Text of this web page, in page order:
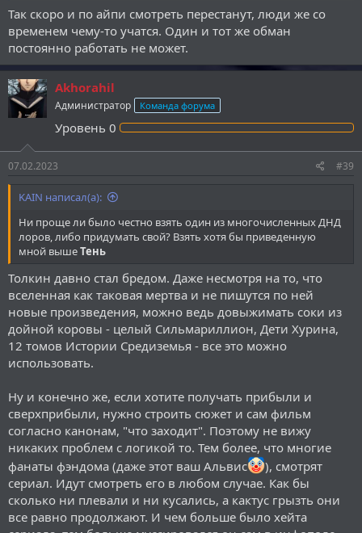
Так скоро и по айпи смотреть перестанут, люди же со
временем чему-то учатся. Один и тот же обман
постоянно работать не может.
Akhorahil
Администратор Команда форума
Уровень 0
07.02.2023 #39
KAIN написал(а):
Ни проще ли было честно взять один из многочисленных ДНД
лоров, либо придумать свой? Взять хотя бы приведенную
мной вышеТень
Толкин давно стал бредом. Даже несмотря на то, что
вселенная как таковая мертва и не пишутся по ней
новые произведения, можно ведь довыжимать соки из
дойной коровы - целый Сильмариллион, Дети Хурина,
12 томов Истории Средиземья - все это можно
использовать.
Ну и конечно же, если хотите получать прибыли и
сверхприбыли, нужно строить сюжет и сам фильм
согласно канонам, "что заходит". Поэтому не вижу
никаких проблем с логикой то. Тем более, что многие
фанаты фэндома (даже этот ваш Альвис
), смотрят
сериал. Идут смотреть его в любом случае. Как бы
сколько ни плевали и ни кусались, а кактус грызть они
все равно продолжают. И чем больше было хейта